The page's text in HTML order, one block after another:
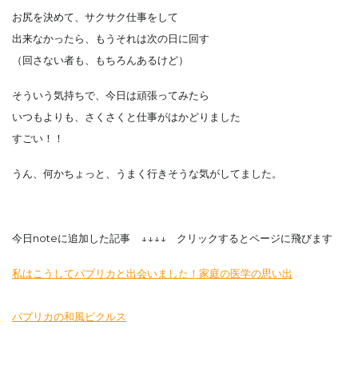
お尻を決めて、サクサク仕事をして
出来なかったら、もうそれは次の日に回す
（回さない者も、もちろんあるけど）
そういう気持ちで、今日は頑張ってみたら
いつもよりも、さくさくと仕事がはかどりました
すごい！！
うん、何かちょっと、うまく行きそうな気がしてました。
今日noteに追加した記事 ↓↓↓↓ クリックするとページに飛びます
私はこうしてパプリカと出会いました！家庭の医学の思い出
パプリカの和風ピクルス